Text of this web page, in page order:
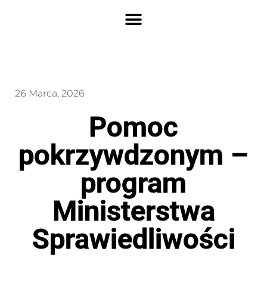
26 Marca, 2026
Pomoc
pokrzywdzonym –
program
Ministerstwa
Sprawiedliwości